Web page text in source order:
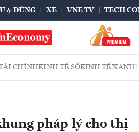
& DÙNG XE VNE TV TECH
CHÍNHKINH TẾ SỐKINH TẾ XANH
pháp lý cho thị